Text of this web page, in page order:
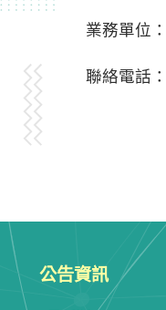
業務單位：
聯絡電話：
公告資訊